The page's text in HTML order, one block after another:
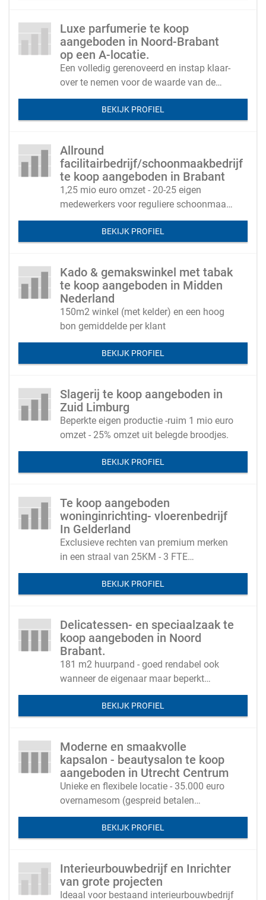
Luxe parfumerie te koop
aangeboden in Noord-Brabant
op een A-locatie.
Een volledig gerenoveerd en instap klaar-
over te nemen voor de waarde van de
voorraad en inventaris
BEKIJK PROFIEL
Allround
facilitairbedrijf/schoonmaakbedrijf
te koop aangeboden in Brabant
1,25 mio euro omzet - 20-25 eigen
medewerkers voor reguliere schoonmaak
en een flexibele schil specialisten
BEKIJK PROFIEL
Kado & gemakswinkel met tabak
te koop aangeboden in Midden
Nederland
150m2 winkel (met kelder) en een hoog
bon gemiddelde per klant
BEKIJK PROFIEL
Slagerij te koop aangeboden in
Zuid Limburg
Beperkte eigen productie -ruim 1 mio euro
omzet - 25% omzet uit belegde broodjes.
BEKIJK PROFIEL
Te koop aangeboden
woninginrichting- vloerenbedrijf
In Gelderland
Exclusieve rechten van premium merken
in een straal van 25KM - 3 FTE
legcapaciteit
BEKIJK PROFIEL
Delicatessen- en speciaalzaak te
koop aangeboden in Noord
Brabant.
181 m2 huurpand - goed rendabel ook
wanneer de eigenaar maar beperkt
meewerkt - ook veel kerstpakketten
BEKIJK PROFIEL
Moderne en smaakvolle
kapsalon - beautysalon te koop
aangeboden in Utrecht Centrum
Unieke en flexibele locatie - 35.000 euro
overnamesom (gespreid betalen
bespreekbaar)
BEKIJK PROFIEL
Interieurbouwbedrijf en Inrichter
van grote projecten
Ideaal voor bestaand interieurbouwbedrijf